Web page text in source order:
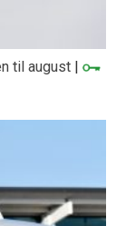
til august |